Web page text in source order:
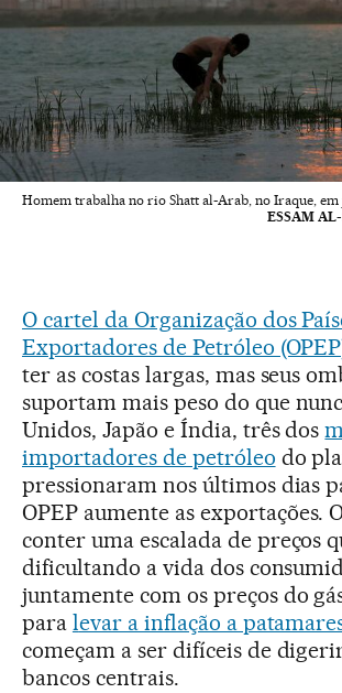
Homem trabalha no rio Shatt al-Arab, no Iraque, em
ESSAM
O cartel da Organização dos
Exportadores de Petróleo
ter as costas largas, mas seus
suportam mais peso do que
Unidos, Japão e Índia, três dos
importadores de petróleo do
pressionaram nos últimos dias
OPEP aumente as exportações.
conter uma escalada de preços
dificultando a vida dos
juntamente com os preços do
para levar a inflação a
começam a ser difíceis de
bancos centrais.